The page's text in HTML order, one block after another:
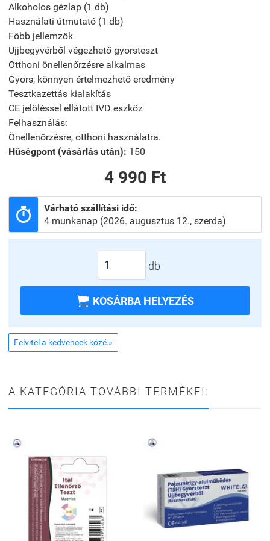
Alkoholos gézlap (1 db)
Használati útmutató (1 db)
Főbb jellemzők
Ujjbegyvérből végezhető gyorsteszt
Otthoni önellenőrzésre alkalmas
Gyors, könnyen értelmezhető eredmény
Tesztkazettás kialakítás
CE jelöléssel ellátott IVD eszköz
Felhasználás:
Önellenőrzésre, otthoni használatra.
Hűségpont (vásárlás után): 150
4 990 Ft

Várható szállítási idő:
4 munkanap (2026. augusztus 12., szerda)
db
 KOSÁRBA HELYEZÉS
Felvitel a kedvencek közé »
A KATEGÓRIA TOVÁBBI TERMÉKEI: